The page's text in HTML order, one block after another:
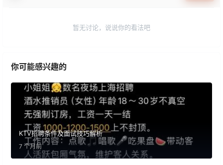
暂无讨论，说说你的看法吧
你可能感兴趣的
KTV招聘条件及面试技巧解析
7 个月前